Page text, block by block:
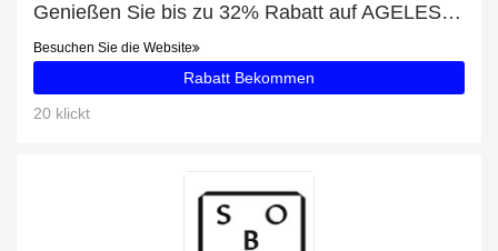
Genießen Sie bis zu 32% Rabatt auf AGELESS FACE KIT
Besuchen Sie die Website
Rabatt Bekommen
20 klickt